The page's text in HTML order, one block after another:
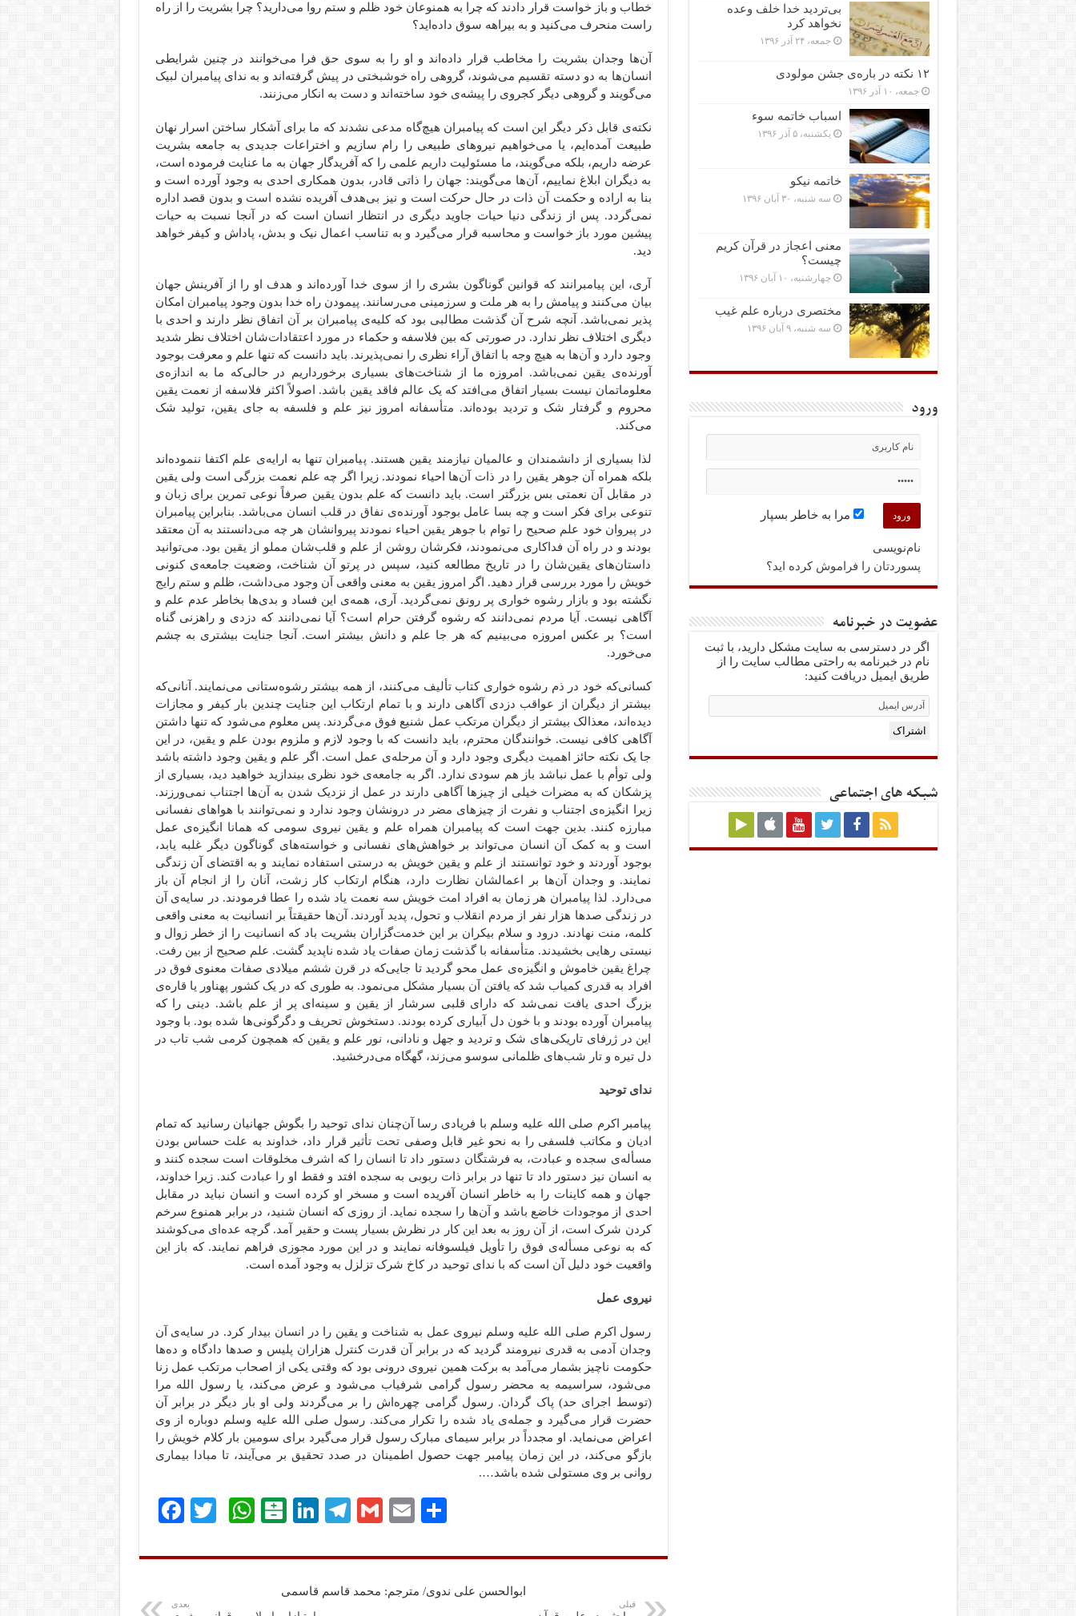
خطاب و باز خواست قرار دادند که چرا به همنوعان خود ظلم و ستم روا می‌دارید؟ چرا بشریت را از راه
راست منحرف می‌کنید و به بیراهه سوق داده‌اید؟
آن‌ها وجدان بشریت را مخاطب قرار داده‌اند و او را به سوی حق فرا می‌خوانند در چنین شرایطی
انسان‌ها به دو دسته تقسیم می‌شوند، گروهی راه خوشبختی در پیش گرفته‌اند و به ندای پیامبران لبیک
می‌گویند و گروهی دیگر کجروی را پیشه‌ی خود ساخته‌اند و دست به انکار می‌زنند.
نکته‌ی قابل ذکر دیگر این است که پیامبران هیچ‌گاه مدعی نشدند که ما برای آشکار ساختن اسرار نهان
طبیعت آمده‌ایم، یا می‌خواهیم نیروهای طبیعی را رام سازیم و اختراعات جدیدی به جامعه بشریت
عرضه داریم، بلکه می‌گویند، ما مسئولیت داریم علمی را که آفریدگار جهان به ما عنایت فرموده است،
به دیگران ابلاغ نماییم، آن‌ها می‌گویند: جهان را ذاتی قادر، بدون همکاری احدی به وجود آورده است و
بنا به اراده و حکمت آن ذات در حال حرکت است و نیز بی‌هدف آفریده نشده است و بدون قصد اداره
نمی‌گردد. پس از زندگی دنیا حیات جاوید دیگری در انتظار انسان است که در آنجا نسبت به حیات
پیشین مورد باز خواست و محاسبه قرار می‌گیرد و به تناسب اعمال نیک و بدش، پاداش و کیفر خواهد
دید.
آری، این پیامبرانند که قوانین گوناگون بشری را از سوی خدا آورده‌اند و هدف او را از آفرینش جهان
بیان می‌کنند و پیامش را به هر ملت و سرزمینی می‌رسانند. پیمودن راه خدا بدون وجود پیامبران امکان
پذیر نمی‌باشد. آنچه شرح آن گذشت مطالبی بود که کلیه‌ی پیامبران بر آن اتفاق نظر دارند و احدی با
دیگری اختلاف نظر ندارد. در صورتی که بین فلاسفه و حکماء در مورد اعتقادات‌شان اختلاف نظر شدید
وجود دارد و آن‌ها به هیچ وجه با اتفاق آراء نظری را نمی‌پذیرند. باید دانست که تنها علم و معرفت بوجود
آورنده‌ی یقین نمی‌باشد. امروزه ما از شناخت‌های بسیاری برخورداریم در حالی‌که ما به اندازه‌ی
معلوماتمان نیست بسیار اتفاق می‌افتد که یک عالم فاقد یقین باشد. اصولاً اکثر فلاسفه از نعمت یقین
محروم و گرفتار شک و تردید بوده‌اند. متأسفانه امروز نیز علم و فلسفه به جای یقین، تولید شک
می‌کند.
لذا بسیاری از دانشمندان و عالمیان نیازمند یقین‌ هستند. پیامبران تنها به ارایه‌ی علم اکتفا ننموده‌اند
بلکه همراه آن جوهر یقین را در ذات آن‌ها احیاء نمودند. زیرا اگر چه علم نعمت بزرگی است ولی یقین
در مقابل آن نعمتی بس بزرگتر است. باید دانست که علم بدون یقین صرفاً نوعی تمرین برای زبان و
تنوعی برای فکر است و چه بسا عامل بوجود آورنده‌ی نفاق در قلب انسان می‌باشد. بنابراین پیامبران
در پیروان خود علم صحیح را توام با جوهر یقین احیاء نمودند پیروانشان هر چه می‌دانستند به آن معتقد
بودند و در راه آن فداکاری می‌نمودند، فکرشان روشن از علم و قلب‌شان مملو از یقین بود. می‌توانید
داستان‌های یقین‌شان را در تاریخ مطالعه کنید، سپس در پرتو آن شناخت، وضعیت جامعه‌ی کنونی
خویش را مورد بررسی قرار دهید. اگر امروز یقین به معنی واقعی آن وجود می‌داشت، ظلم و ستم رایج
نگشته بود و بازار رشوه خواری پر رونق نمی‌گردید. آری، همه‌ی این فساد و بدی‌ها بخاطر عدم علم و
آگاهی نیست. آیا مردم نمی‌دانند که رشوه گرفتن حرام است؟ آیا نمی‌دانند که دزدی و راهزنی گناه
است؟ بر عکس امروزه می‌بینیم که هر جا علم و دانش بیشتر است. آنجا جنایت بیشتری به چشم
می‌خورد.
کسانی‌که خود در ذم رشوه خواری کتاب تألیف می‌کنند، از همه بیشتر رشوه‌ستانی می‌نمایند. آنانی‌که
بیشتر از دیگران از عواقب دزدی آگاهی دارند و با تمام ارتکاب این جنایت چندین بار کیفر و مجازات
دیده‌اند، معذالک بیشتر از دیگران مرتکب عمل شنیع فوق می‌گردند. پس معلوم می‌شود که تنها داشتن
آگاهی کافی نیست. خوانندگان محترم، باید دانست که با وجود لازم و ملزوم بودن علم و یقین، در این
جا یک نکته حائز اهمیت دیگری وجود دارد و آن مرحله‌ی عمل است. اگر علم و یقین وجود داشته باشد
ولی توأم با عمل نباشد باز هم سودی ندارد. اگر به جامعه‌ی خود نظری بیندازید خواهید دید، بسیاری از
پزشکان که به مضرات خیلی از چیزها آگاهی دارند در عمل از نزدیک شدن به آن‌ها اجتناب نمی‌ورزند.
زیرا انگیزه‌ی اجتناب و نفرت از چیزهای مضر در درونشان وجود ندارد و نمی‌توانند با هواهای نفسانی
مبارزه کنند. بدین جهت است که پیامبران همراه علم و یقین نیروی سومی که همانا انگیزه‌ی عمل
است و به کمک آن انسان می‌تواند بر خواهش‌های نفسانی و خواسته‌های گوناگون دیگر غلبه یابد،
بوجود آوردند و خود توانستند از علم و یقین خویش به درستی استفاده نمایند و به اقتضای آن زندگی
نمایند. و وجدان آن‌ها بر اعمالشان نظارت دارد، هنگام ارتکاب کار زشت، آنان را از انجام آن باز
می‌دارد. لذا پیامبران هر زمان به افراد امت خویش سه نعمت یاد شده را عطا فرمودند. در سایه‌ی آن
در زندگی صدها هزار نفر از مردم انقلاب و تحول، پدید آوردند. آن‌ها حقیقتاً بر انسانیت به معنی واقعی
کلمه، منت نهادند. درود و سلام بیکران بر این خدمت‌گزاران بشریت باد که انسانیت را از خطر زوال و
نیستی رهایی بخشیدند. متأسفانه با گذشت زمان صفات یاد شده ناپدید گشت. علم صحیح از بین رفت.
چراغ یقین خاموش و انگیزه‌ی عمل محو گردید تا جایی‌که در قرن ششم میلادی صفات معنوی فوق در
افراد به قدری کمیاب شد که یافتن آن بسیار مشکل می‌نمود. به طوری که در یک کشور پهناور یا قاره‌ی
بزرگ احدی یافت نمی‌شد که دارای قلبی سرشار از یقین و سینه‌ای پر از علم باشد. دینی را که
پیامبران آورده بودند و با خون دل آبیاری کرده بودند. دستخوش تحریف و دگرگونی‌ها شده بود. با وجود
این در ژرفای تاریکی‌های شک و تردید و جهل و نادانی، نور علم و یقین که همچون کرمی شب تاب در
دل تیره و تار شب‌های ظلمانی سوسو می‌زند، گهگاه می‌درخشید.
ندای توحید
پیامبر اکرم صلی الله علیه وسلم با فریادی رسا آن‌چنان ندای توحید را بگوش جهانیان رسانید که تمام
ادیان و مکاتب فلسفی را به نحو غیر قابل وصفی تحت تأثیر قرار داد، خداوند به علت حساس بودن
مسأله‌ی سجده و عبادت، به فرشتگان دستور داد تا انسان را که اشرف مخلوقات است سجده کنند و
به انسان نیز دستور داد تا تنها در برابر ذات ربوبی به سجده افتد و فقط او را عبادت کند. زیرا خداوند،
جهان و همه کاینات را به خاطر انسان آفریده است و مسخر او کرده است و انسان نباید در مقابل
احدی از موجودات خاضع باشد و آن‌ها را سجده نماید. از روزی که انسان شنید، در برابر همنوع سرخم
کردن شرک است، از آن روز به بعد این کار در نظرش بسیار پست و حقیر آمد. گرچه عده‌ای می‌کوشند
که به نوعی مسأله‌ی فوق را تأویل فیلسوفانه نمایند و در این مورد مجوزی فراهم نمایند. که باز این
واقعیت خود دلیل آن است که با ندای توحید در کاخ شرک تزلزل به وجود آمده است.
نیروی عمل
رسول اکرم صلی الله علیه وسلم نیروی عمل به شناخت و یقین را در انسان بیدار کرد. در سایه‌ی آن
وجدان آدمی به قدری نیرومند گردید که در برابر آن قدرت کنترل هزاران پلیس و صدها دادگاه و ده‌ها
حکومت ناچیز بشمار می‌آمد به برکت همین نیروی درونی بود که وقتی یکی از اصحاب مرتکب عمل زنا
می‌شود، سراسیمه به محضر رسول گرامی شرفیاب می‌شود و عرض می‌کند، یا رسول الله مرا
(توسط اجرای حد) پاک گردان. رسول گرامی چهره‌اش را بر می‌گردند ولی او بار دیگر در برابر آن
حضرت قرار می‌گیرد و جمله‌ی یاد شده را تکرار می‌کند. رسول صلی الله علیه وسلم دوباره از وی
اعراض می‌نماید. او مجدداً در برابر سیمای مبارک رسول قرار می‌گیرد برای سومین بار کلام خویش را
بازگو می‌کند، در این زمان پیامبر جهت حصول اطمینان در صدد تحقیق بر می‌آیند، تا مبادا بیماری
روانی بر وی مستولی شده باشد….
Fa
bo tte
W
ts
B
at
ar
Li
ed
In
Te
gr
a
G
ail
E
ail تر
ا
ابوالحسن علی ندوی/ مترجم: محمد قاسم قاسمی
قبلی بعدی
بی‌تردید خدا خلف وعده
نخواهد کرد
جمعه، ۲۴ آذر ۱۳۹۶
۱۲ نکته در باره‌ی جشن مولودی
جمعه، ۱۰ آذر ۱۳۹۶
اسباب خاتمه سوء
یکشنبه، ۵ آذر ۱۳۹۶
خاتمه نیکو
سه شنبه، ۳۰ آبان ۱۳۹۶
معنی اعجاز در قرآن کریم
چیست؟
چهارشنبه، ۱۰ آبان ۱۳۹۶
مختصرى درباره علم غیب
سه شنبه، ۹ آبان ۱۳۹۶
ورود
مرا به خاطر بسپار
نام‌نویسی
پسوردتان را فراموش کرده اید؟
عضویت در خبرنامه
اگر در دسترسی به سایت مشکل دارید، با ثبت
نام در خبرنامه به راحتی مطالب سایت را از
طریق ایمیل دریافت کنید:
Email
Subscription
اشتراک
شبکه های اجتماعی